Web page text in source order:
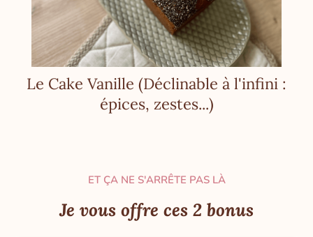
Le Cake Vanille (Déclinable à l'infini :
épices, zestes...)
ET ÇA NE S'ARRÊTE PAS LÀ
Je vous offre ces 2 bonus